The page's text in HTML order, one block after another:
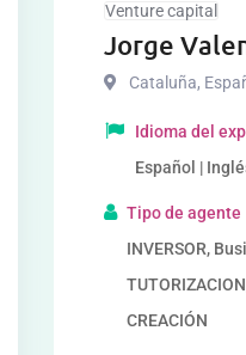
Venture capital
Jorge
Cataluña,
Idioma del
Español |
Tipo de agente
INVERSOR,
CREACIÓN